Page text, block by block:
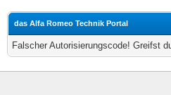
das Alfa Romeo Technik Portal
Falscher Autorisierungscode! Greifst